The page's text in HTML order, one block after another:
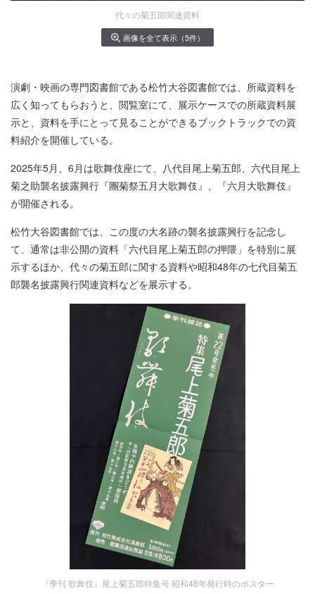
代々の菊五郎関連資料
画像を全て表示（5件）
演劇・映画の専門図書館である松竹大谷図書館では、所蔵資料を
広く知ってもらおうと、閲覧室にて、展示ケースでの所蔵資料展
示と、資料を手にとって見ることができるブックトラックでの資
料紹介を開催している。
2025年5月、6月は歌舞伎座にて、八代目尾上菊五郎、六代目尾上
菊之助襲名披露興行『團菊祭五月大歌舞伎』、『六月大歌舞伎』
が開催される。
松竹大谷図書館では、この度の大名跡の襲名披露興行を記念し
て、通常は非公開の資料「六代目尾上菊五郎の押隈」を特別に展
示するほか、代々の菊五郎に関する資料や昭和48年の七代目菊五
郎襲名披露興行関連資料などを展示する。
『季刊 歌舞伎』尾上菊五郎特集号 昭和48年発行時のポスター